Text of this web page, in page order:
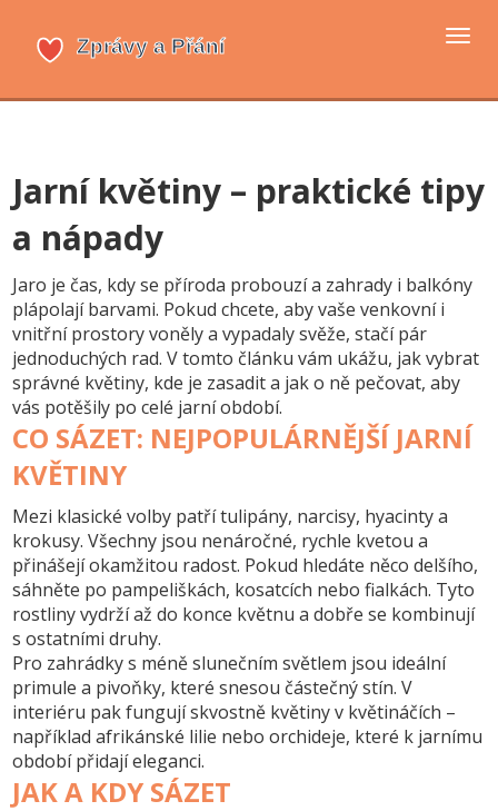
Jarní květiny – praktické tipy
a nápady
Jaro je čas, kdy se příroda probouzí a zahrady i balkóny
plápolají barvami. Pokud chcete, aby vaše venkovní i
vnitřní prostory voněly a vypadaly svěže, stačí pár
jednoduchých rad. V tomto článku vám ukážu, jak vybrat
správné květiny, kde je zasadit a jak o ně pečovat, aby
vás potěšily po celé jarní období.
CO SÁZET: NEJPOPULÁRNĚJŠÍ JARNÍ
KVĚTINY
Mezi klasické volby patří tulipány, narcisy, hyacinty a
krokusy. Všechny jsou nenáročné, rychle kvetou a
přinášejí okamžitou radost. Pokud hledáte něco delšího,
sáhněte po pampeliškách, kosatcích nebo fialkách. Tyto
rostliny vydrží až do konce květnu a dobře se kombinují
s ostatními druhy.
Pro zahrádky s méně slunečním světlem jsou ideální
primule a pivoňky, které snesou částečný stín. V
interiéru pak fungují skvostně květiny v květináčích –
například afrikánské lilie nebo orchideje, které k jarnímu
období přidají eleganci.
JAK A KDY SÁZET